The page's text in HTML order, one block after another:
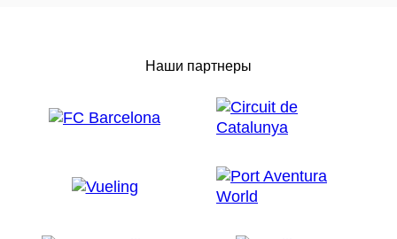
Наши партнеры